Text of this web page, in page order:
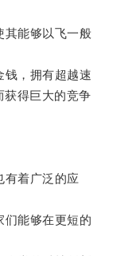
能够以飞一般
，拥有超越速
获得巨大的竞争
着广泛的应
能够在更短的